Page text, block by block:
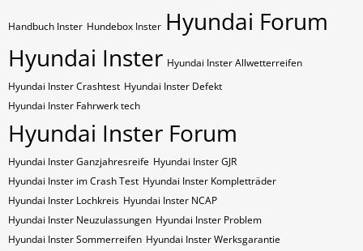
Handbuch Inster Hundebox Inster Hyundai Forum
Hyundai Inster Hyundai Inster Allwetterreifen
Hyundai Inster Crashtest Hyundai Inster Defekt
Hyundai Inster Fahrwerk tech
Hyundai Inster Forum
Hyundai Inster Ganzjahresreife Hyundai Inster GJR
Hyundai Inster im Crash Test Hyundai Inster Kompletträder
Hyundai Inster Lochkreis Hyundai Inster NCAP
Hyundai Inster Neuzulassungen Hyundai Inster Problem
Hyundai Inster Sommerreifen Hyundai Inster Werksgarantie